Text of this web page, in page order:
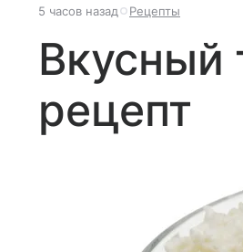
5 часов назад Рецепты
Вкусный
рецепт